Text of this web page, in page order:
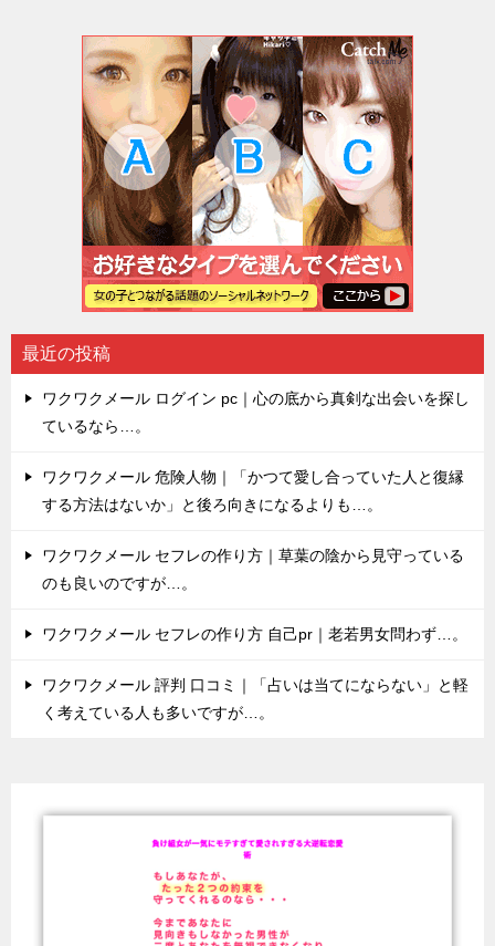
最近の投稿
ワクワクメール ログイン pc｜心の底から真剣な出会いを探し
ているなら…。
ワクワクメール 危険人物｜「かつて愛し合っていた人と復縁
する方法はないか」と後ろ向きになるよりも…。
ワクワクメール セフレの作り方｜草葉の陰から見守っている
のも良いのですが…。
ワクワクメール セフレの作り方 自己pr｜老若男女問わず…。
ワクワクメール 評判 口コミ｜「占いは当てにならない」と軽
く考えている人も多いですが…。